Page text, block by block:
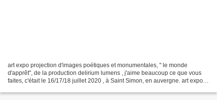
art expo projection d'images poétiques et monumentales, " le monde
d'apprêt", de la production delirium lumens , j'aime beaucoup ce que vous
faites, c'était le 16/17/18 juillet 2020 , à Saint Simon, en auvergne. art expo